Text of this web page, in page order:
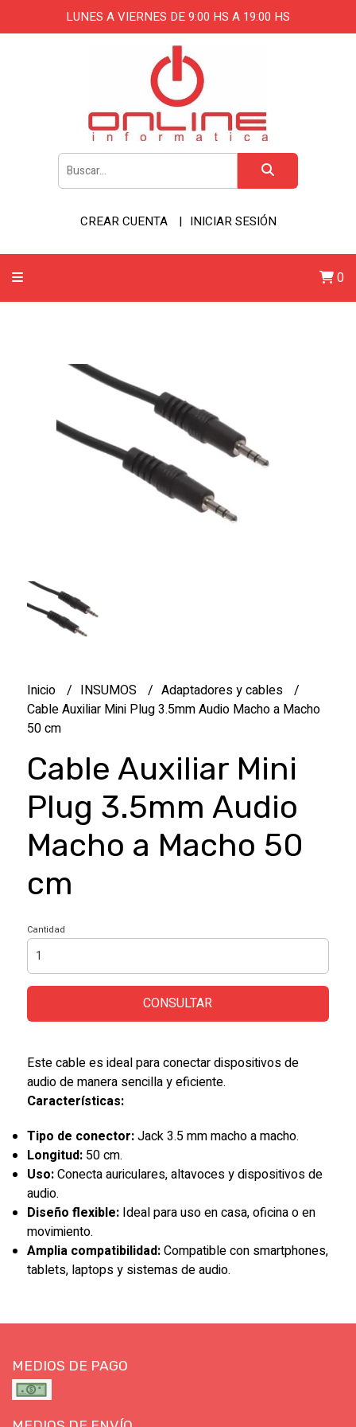
LUNES A VIERNES DE 9:00 HS A 19:00 HS
CREAR CUENTA INICIAR SESIÓN
0
Inicio INSUMOS
Adaptadores y cables
Cable Auxiliar Mini Plug 3.5mm Audio Macho a Macho
50 cm
Cable Auxiliar Mini
Plug 3.5mm Audio
Macho a Macho 50
cm
Cantidad
CONSULTAR
Este cable es ideal para conectar dispositivos de
audio de manera sencilla y eficiente.
Características:
Tipo de conector:Jack 3.5 mm macho a macho.
Longitud:50 cm.
Uso:Conecta auriculares, altavoces y dispositivos de
audio.
Diseño flexible:Ideal para uso en casa, oficina o en
movimiento.
Amplia compatibilidad:Compatible con smartphones,
tablets, laptops y sistemas de audio.
MEDIOS DE PAGO